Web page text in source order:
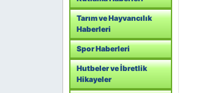
Tarım ve Hayvancılık
Haberleri
Spor Haberleri
Hutbeler ve İbretlik
Hikayeler